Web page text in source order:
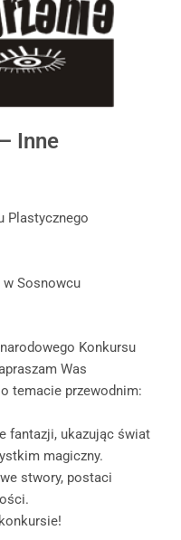
Inne
Plastycznego
w Sosnowcu
Konkursu
Was
temacie przewodnim:
fantazji, ukazując świat
magiczny.
stwory, postaci